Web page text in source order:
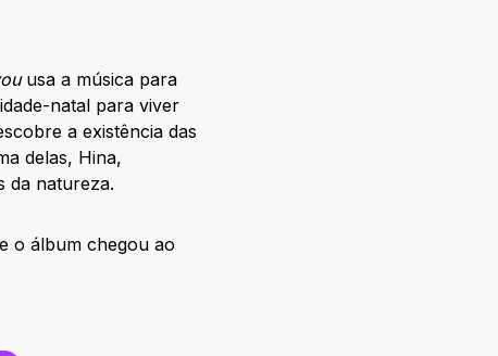
usa a música para
natal para viver
a existência das
delas, Hina,
da natureza.
o álbum chegou ao